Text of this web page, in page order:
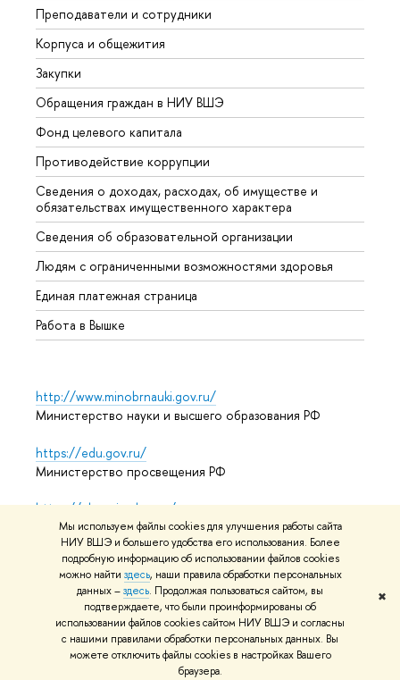
Мы используем файлы cookies для улучшения работы сайта
НИУ ВШЭ и большего удобства его использования. Более
подробную информацию об использовании файлов cookies
можно найти здесь, наши правила обработки персональных
данных –здесь. Продолжая пользоваться сайтом, вы
подтверждаете, что были проинформированы об
использовании файлов cookies сайтом НИУ ВШЭ и согласны
с нашими правилами обработки персональных данных. Вы
можете отключить файлы cookies в настройках Вашего
браузера.
✖
Преподаватели и сотрудники
Корпуса и общежития
Закупки
Обращения граждан в НИУ ВШЭ
Фонд целевого капитала
Противодействие коррупции
Сведения о доходах, расходах, об имуществе и
обязательствах имущественного характера
Сведения об образовательной организации
Людям с ограниченными возможностями здоровья
Единая платежная страница
Работа в Вышке
http://www.minobrnauki.gov.ru/
Министерство науки и высшего образования РФ
https://edu.gov.ru/
Министерство просвещения РФ
https://elearning.hse.ru/mooc
Массовые открытые онлайн-курсы
© НИУ ВШЭ 1993–2026 Адреса и контактыУсловия
использования материаловПолитика конфиденциальности
Карта сайта
Редактору